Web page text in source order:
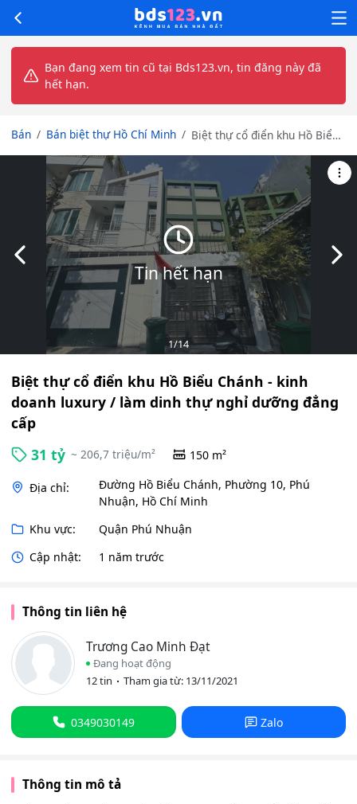
Bạn đang xem tin cũ tại Bds123.vn, tin đăng này đã
hết hạn.
Bán Bán biệt thự Hồ Chí Minh
Biệt thự cổ điển khu Hồ Biểu
làm dinh thự nghỉ dưỡng
đẳng cấp
Tin hết hạn
Slide trước
1/14
Biệt thự cổ điển khu Hồ Biểu Chánh - kinh
doanh luxury / làm dinh thự nghỉ dưỡng đẳng
cấp
31 tỷ ~ 206,7 triệu/m² 150 m²
Địa chỉ:
Đường Hồ Biểu Chánh, Phường 10, Phú
Nhuận, Hồ Chí Minh
Khu vực:
Quận Phú Nhuận
Cập nhật:
1 năm trước
Thông tin liên hệ
Trương Cao Minh Đạt
Đang hoạt động
12 tin
Tham gia từ: 13/11/2021
0349030149 Zalo
Thông tin mô tả